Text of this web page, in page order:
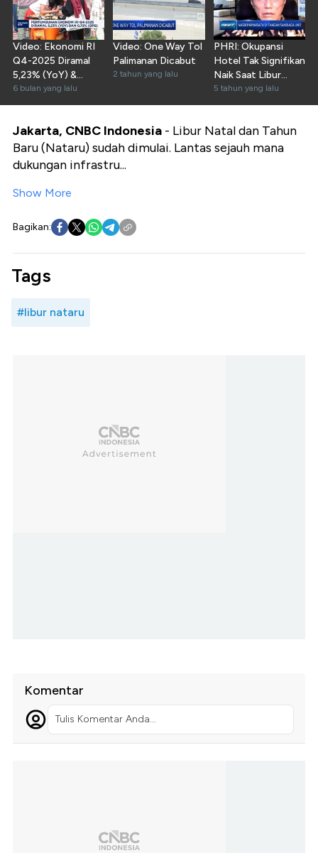
Video: Ekonomi RI
Q4-2025 Diramal
5,23% (YoY) &
0,72% (QtQ)
6 bulan yang lalu
Video: One Way Tol
Palimanan Dicabut
2 tahun yang lalu
PHRI: Okupansi
Hotel Tak Signifikan
Naik Saat Libur
Natal
5 tahun yang lalu
Jakarta, CNBC Indonesia - Libur Natal dan Tahun
Baru (Nataru) sudah dimulai. Lantas sejauh mana
dukungan infrastru...
Show More
Bagikan:
Tags
#libur nataru
Komentar
Tulis Komentar Anda...